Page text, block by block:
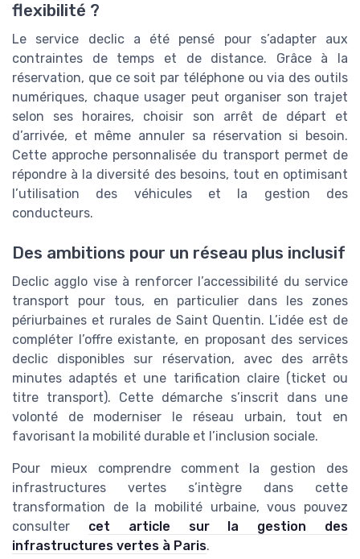
flexibilité ?
Le service declic a été pensé pour s’adapter aux
contraintes de temps et de distance. Grâce à la
réservation, que ce soit par téléphone ou via des outils
numériques, chaque usager peut organiser son trajet
selon ses horaires, choisir son arrêt de départ et
d’arrivée, et même annuler sa réservation si besoin.
Cette approche personnalisée du transport permet de
répondre à la diversité des besoins, tout en optimisant
l’utilisation des véhicules et la gestion des
conducteurs.
Des ambitions pour un réseau plus inclusif
Declic agglo vise à renforcer l’accessibilité du service
transport pour tous, en particulier dans les zones
périurbaines et rurales de Saint Quentin. L’idée est de
compléter l’offre existante, en proposant des services
declic disponibles sur réservation, avec des arrêts
minutes adaptés et une tarification claire (ticket ou
titre transport). Cette démarche s’inscrit dans une
volonté de moderniser le réseau urbain, tout en
favorisant la mobilité durable et l’inclusion sociale.
Pour mieux comprendre comment la gestion des
infrastructures vertes s’intègre dans cette
transformation de la mobilité urbaine, vous pouvez
consulter cet article sur la gestion des
infrastructures vertes à Paris.